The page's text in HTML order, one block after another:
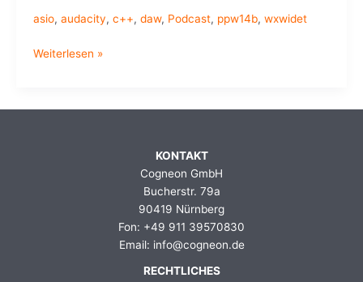
asio, audacity, c++, daw, Podcast, ppw14b, wxwidet
Audacity
Weiterlesen »
KONTAKT
Cogneon GmbH
Bucherstr. 79a
90419 Nürnberg
Fon: +49 911 39570830
Email: info@cogneon.de
RECHTLICHES